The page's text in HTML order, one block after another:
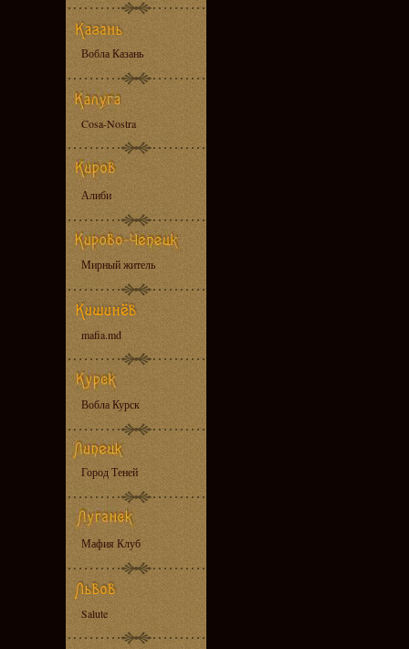
Вобла Казань
Cosa-Nostra
Алиби
Мирный житель
mafia.md
Вобла Курск
Город Теней
Мафия Клуб
Salute